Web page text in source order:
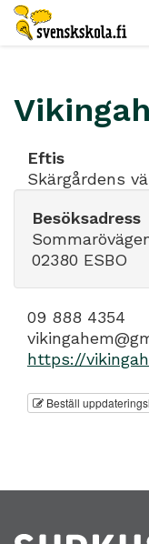
Eftis
Skärgårdens
Besöksadress
02380 ESBO
09 888 4354
https://
Beställ